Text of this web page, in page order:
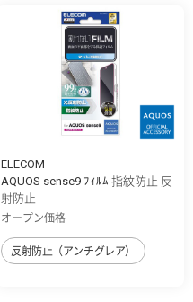
ELECOM
AQUOS sense9 ﾌｨﾙﾑ 指紋防止 反
射防止
オープン価格
反射防止（アンチグレア）